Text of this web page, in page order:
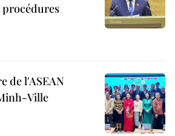
de l'ASEAN
Ville